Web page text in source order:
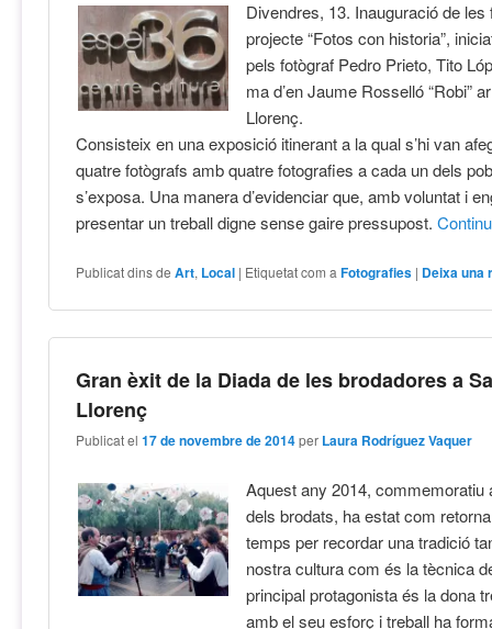
Divendres, 13. Inauguració de
projecte “Fotos con historia”,
pels fotògraf Pedro Prieto, Tito
ma d’en Jaume Rosselló “Robi”
Llorenç.
Consisteix en una exposició itinerant a la qual s’hi van
quatre fotògrafs amb quatre fotografies a cada un dels
s’exposa. Una manera d’evidenciar que, amb voluntat i
presentar un treball digne sense gaire pressupost.
Publicat dins de Art, Local | Etiquetat com a Fotografies | Deixa una
Gran èxit de la Diada de les brodadores a
Llorenç
Publicat el17 de novembre de 2014 per Laura Rodríguez Vaquer
Aquest any 2014, commemoratiu
dels brodats, ha estat com
temps per recordar una tradició
nostra cultura com és la tècnica
principal protagonista és la dona
amb el seu esforç i treball ha